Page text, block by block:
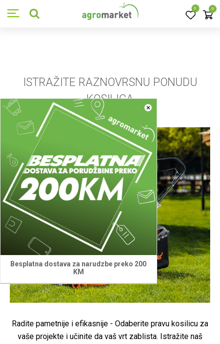
0 0
×
Besplatna dostava za narudzbe preko 200
KM
ISTRAŽITE RAZNOVRSNU PONUDU
KOSILICA
Radite pametnije i efikasnije - Odaberite pravu kosilicu za
vaše projekte i učinite da vaš vrt zablista. Istražite naš